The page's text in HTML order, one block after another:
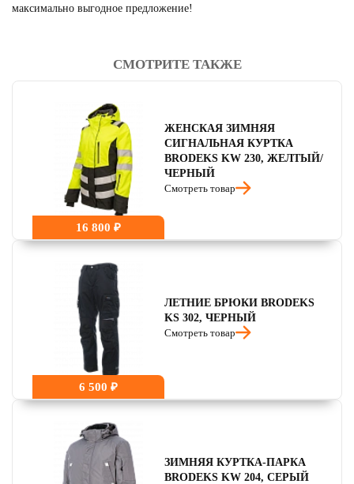
максимально выгодное предложение!
4.5 читать отзывы
СМОТРИТЕ ТАКЖЕ
16 800 ₽
ЖЕНСКАЯ ЗИМНЯЯ
СИГНАЛЬНАЯ КУРТКА
BRODEKS KW 230, ЖЕЛТЫЙ/
ЧЕРНЫЙ
Смотреть товар
6 500 ₽
ЛЕТНИЕ БРЮКИ BRODEKS
KS 302, ЧЕРНЫЙ
Смотреть товар
ЗИМНЯЯ КУРТКА-ПАРКА
BRODEKS KW 204, СЕРЫЙ